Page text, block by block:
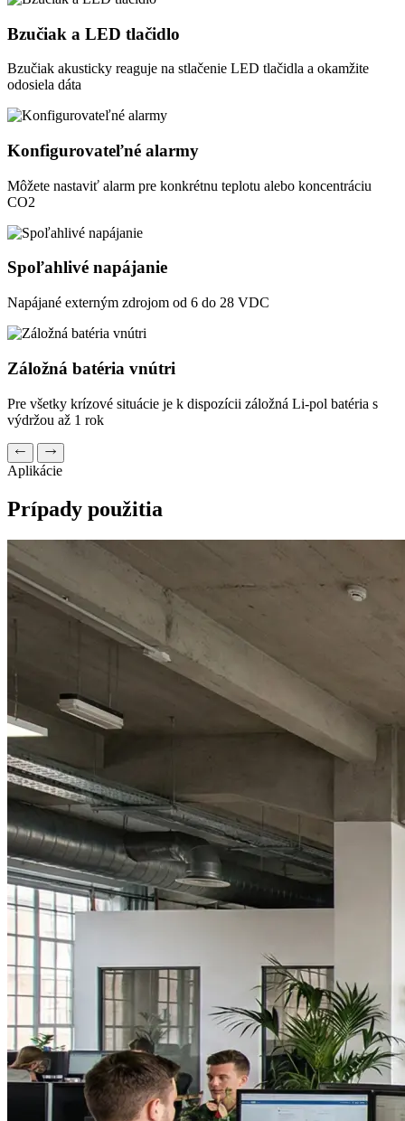
Bzučiak a LED tlačidlo
Bzučiak akusticky reaguje na stlačenie LED tlačidla a okamžite
odosiela dáta
Konfigurovateľné alarmy
Môžete nastaviť alarm pre konkrétnu teplotu alebo koncentráciu
CO2
Spoľahlivé napájanie
Napájané externým zdrojom od 6 do 28 VDC
Záložná batéria vnútri
Pre všetky krízové situácie je k dispozícii záložná Li-pol batéria s
výdržou až 1 rok
Aplikácie
Prípady použitia